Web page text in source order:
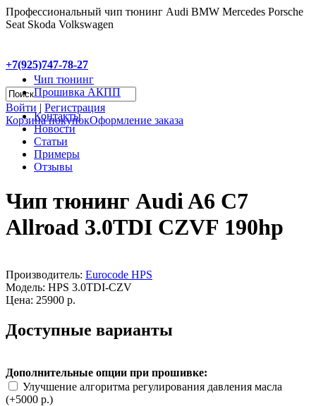
Профессиональный чип тюнинг Audi BMW Mercedes Porsche
Seat Skoda Volkswagen
+7(925)747-78-27
Войти | Регистрация
Корзина покупокОформление заказа
Чип тюнинг
Прошивка АКПП
Контакты
Новости
Статьи
Примеры
Отзывы
Чип тюнинг Audi A6 C7
Allroad 3.0TDI CZVF 190hp
Производитель: Eurocode HPS
Модель: HPS 3.0TDI-CZV
Цена: 25900 р.
Доступные варианты
Дополнительные опции при прошивке:
Улучшение алгоритма регулирования давления масла
(+5000 р.)